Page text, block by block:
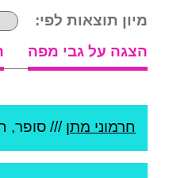
מיון תוצאות לפי:
הצגה על גבי מפה
חרמוני מתן /// סופר,